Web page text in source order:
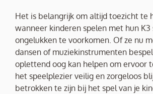
Het is belangrijk om altijd toezicht te
wanneer kinderen spelen met hun K3
ongelukken te voorkomen. Of ze nu
dansen of muziekinstrumenten
oplettend oog kan helpen om ervoor
het speelplezier veilig en zorgeloos
betrokken te zijn bij het spel van je